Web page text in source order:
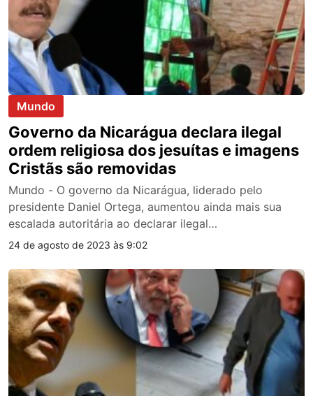
Mundo
Governo da Nicarágua declara ilegal
ordem religiosa dos jesuítas e imagens
Cristãs são removidas
Mundo - O governo da Nicarágua, liderado pelo
presidente Daniel Ortega, aumentou ainda mais sua
escalada autoritária ao declarar ilegal…
24 de agosto de 2023 às 9:02